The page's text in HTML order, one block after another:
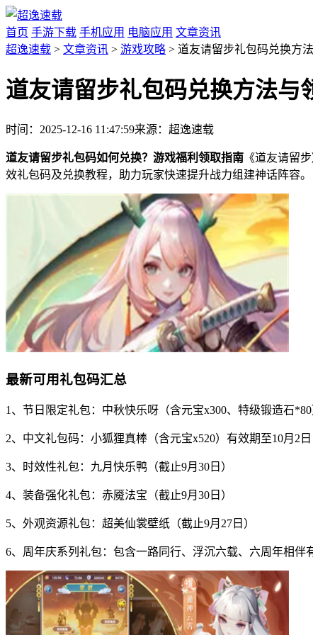
首页 手游下载 手机应用 电脑应用 文章资讯
超逸速载 > 文章资讯 > 游戏攻略 > 道友请留步礼包码兑换方
道友请留步礼包码兑换方法与
时间：2025-12-16 11:47:59来源：超逸速载
道友请留步礼包码如何兑换？游戏福利领取指南 《道友请留
效礼包码及兑换教程，助力玩家快速提升战力组建神话阵容。
最新可用礼包码汇总
1、节日限定礼包：中秋快乐呀（含元宝x300、特级锻造石*80
2、中文礼包码：小狐狸真棒（含元宝x520）有效期至10月2日
3、时效性礼包：九月快乐鸭（截止9月30日）
4、装备强化礼包：赤魇法宝（截止9月30日）
5、外观资源礼包：超美仙裳壁纸（截止9月27日）
6、周年庆系列礼包：包含一路同行、浮沉六载、六周年相伴